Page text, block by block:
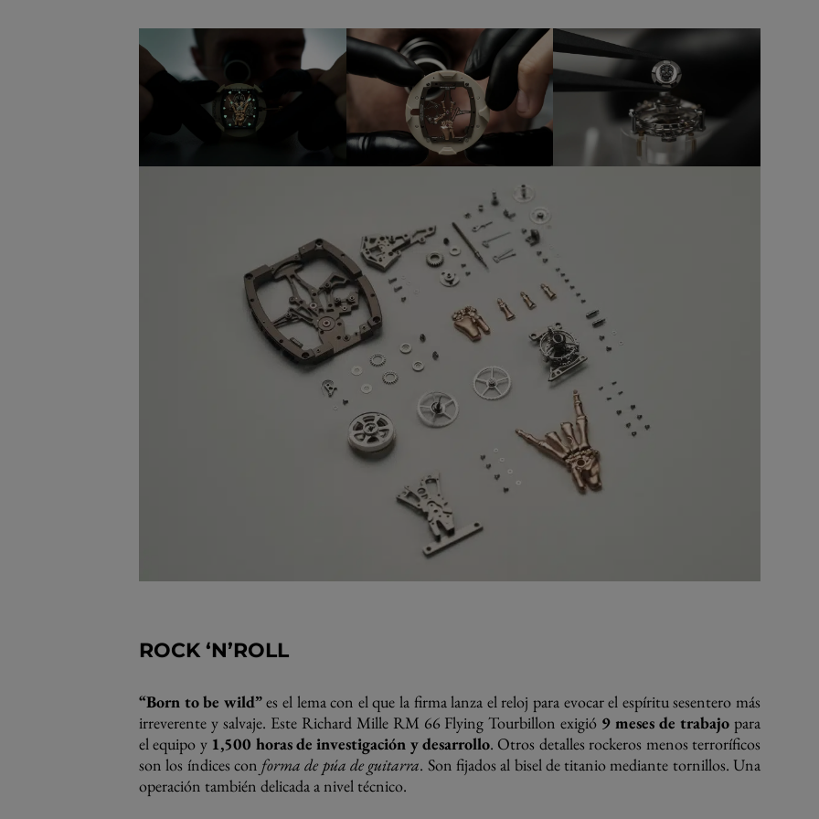
ROCK ‘N’ROLL
“Born to be wild”es el lema con el que la firma lanza el reloj para evocar el espíritu sesentero más
irreverente y salvaje. Este Richard Mille RM 66 Flying Tourbillon exigió 9 meses de trabajo para
el equipo y 1,500 horas de investigación y desarrollo. Otros detalles rockeros menos terroríficos
son los índices con forma de púa de guitarra. Son fijados al bisel de titanio mediante tornillos. Una
operación también delicada a nivel técnico.